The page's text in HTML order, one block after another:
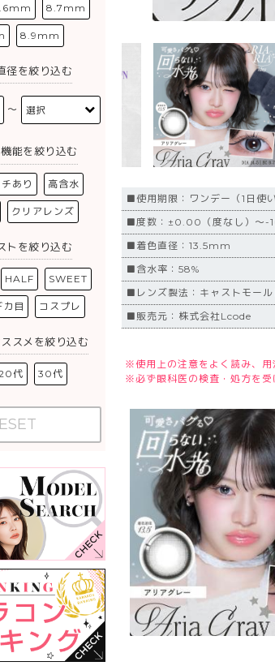
8.7mm
8.9mm
径を絞り込む
〜
能を絞り込む
あり 高含水
クリアレンズ
トを絞り込む
HALF SWEET
カ目 コスプレ
スメを絞り込む
代 30代
■使用期限：ワンデー（1日使い
■度数：±0.00（度なし）～-
■着色直径：13.5mm
■含水率：58%
■レンズ製法：キャストモール
■販売元：株式会社Lcode
※使用上の注意をよく読み、用
※必ず眼科医の検査・処方を受